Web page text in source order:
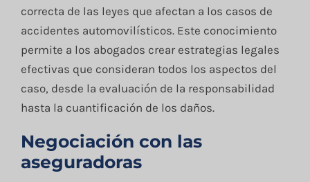
correcta de las leyes que afectan a los casos de
accidentes automovilísticos. Este conocimiento
permite a los abogados crear estrategias legales
efectivas que consideran todos los aspectos del
caso, desde la evaluación de la responsabilidad
hasta la cuantificación de los daños.
Negociación con las
aseguradoras